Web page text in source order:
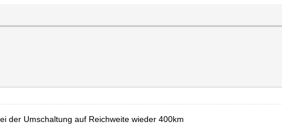
der Umschaltung auf Reichweite wieder 400km